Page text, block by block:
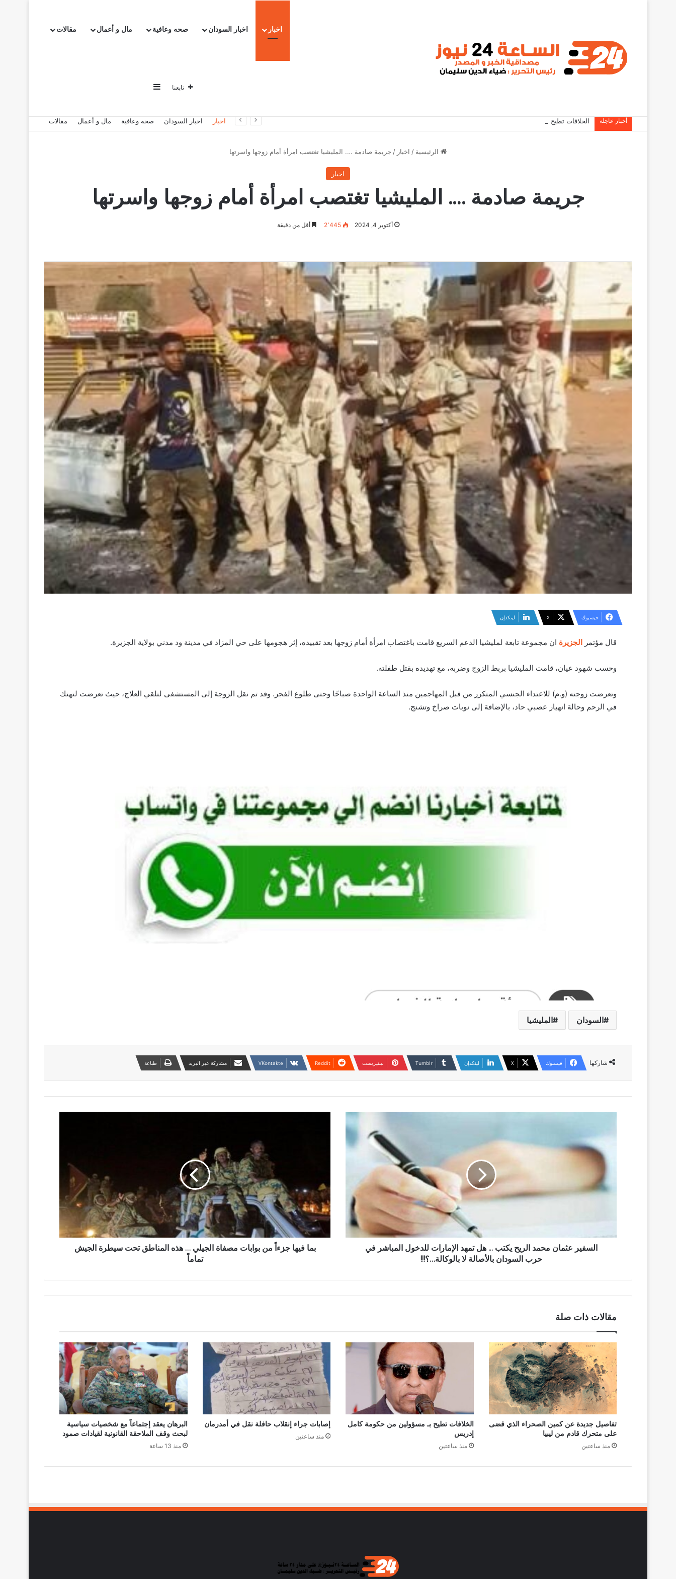
اخبار اخبار السودان صحه وعافية مال و أعمال مقالات
تابعنا إضافة عمود جانبي
أخبار عاجلة الخلافات تطيح بـ مسؤولين من حكومة كامل إدريس اخبار اخبار السودان صحه وعافية مال و أعمال مقالات
الرئيسية / اخبار / جريمة صادمة …. المليشيا تغتصب امرأة أمام زوجها واسرتها
اخبار
جريمة صادمة …. المليشيا تغتصب امرأة أمام زوجها واسرتها
أكتوبر 4, 2024 2٬445 أقل من دقيقة
فيسبوك ‫X لينكدإن
قال مؤتمر الجزيرة ان مجموعة تابعة لمليشيا الدعم السريع قامت باغتصاب امرأة أمام زوجها بعد تقييده، إثر هجومها على حي المزاد في مدينة ود مدني بولاية الجزيرة.
وحسب شهود عيان، قامت المليشيا بربط الزوج وضربه، مع تهديده بقتل طفلته.
وتعرضت زوجته (و.م) للاعتداء الجنسي المتكرر من قبل المهاجمين منذ الساعة الواحدة صباحًا وحتى طلوع الفجر. وقد تم نقل الزوجة إلى المستشفى لتلقي العلاج، حيث تعرضت لتهتك
في الرحم وحالة انهيار عصبي حاد، بالإضافة إلى نوبات صراخ وتشنج.
السودان المليشيا
شاركها فيسبوك ‫X لينكدإن بينتيريست مشاركة عبر البريد طباعة
محمد
يكتب
تمهد
السودان
السفير عثمان محمد الريح يكتب ... هل تمهد الإمارات للدخول المباشر في
حرب السودان بالأصالة لا بالوكالة…؟!!!
…
هذه
المناطق
تحت
سيطرة
بما فيها جزءاً من بوابات مصفاة الجيلي … هذه المناطق تحت سيطرة الجيش
تماماً
مقالات ذات صلة
تفاصيل جديدة عن كمين الصحراء الذي قضى
على متحرك قادم من ليبيا
منذ ساعتين
الخلافات تطيح بـ مسؤولين من حكومة كامل
إدريس
منذ ساعتين
إصابات جراء إنقلاب حافلة نقل في أمدرمان
منذ ساعتين
البرهان يعقد إجتماعاً مع شخصيات سياسية
لبحث وقف الملاحقة القانونية لقيادات صمود
منذ 13 ساعة